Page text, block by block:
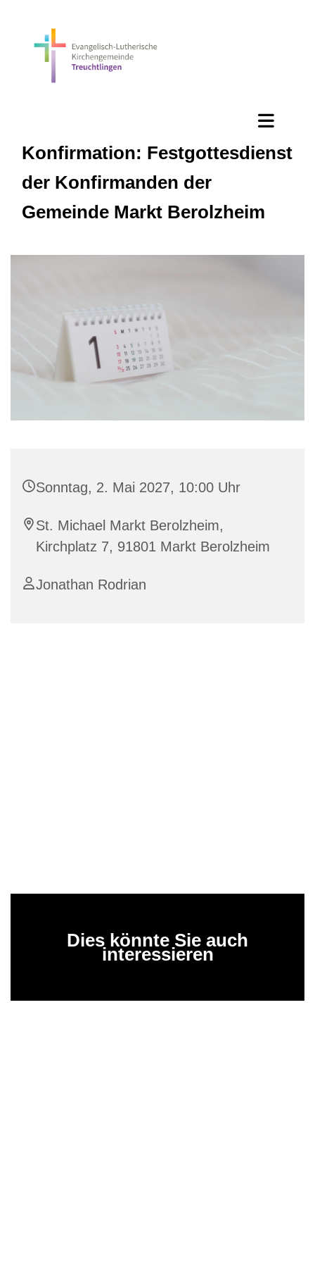
Konfirmation: Festgottesdienst
der Konfirmanden der
Gemeinde Markt Berolzheim
Sonntag, 2. Mai 2027, 10:00 Uhr
St. Michael Markt Berolzheim,
Kirchplatz 7, 91801 Markt Berolzheim
Jonathan Rodrian
Dies könnte Sie auch
interessieren